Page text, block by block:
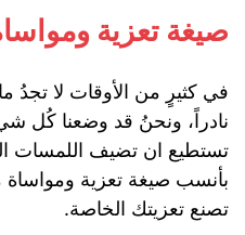
صيغة تعزية
في كثيرٍ من الأوقات لا تجدُ
نادراً، ونحنُ قد وضعنا كُل
تستطيع ان تضيف اللمسات
بأنسب صيغة تعزية ومواساة
تصنع تعزيتك الخاصة.